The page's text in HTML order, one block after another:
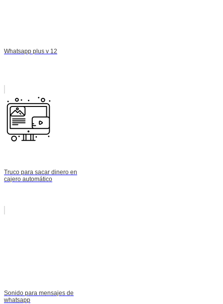
Whatsapp plus v 12
Truco para sacar dinero en
cajero automático
Sonido para mensajes de
whatsapp